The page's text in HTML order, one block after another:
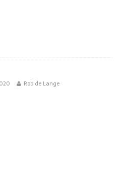
Rob de Lange